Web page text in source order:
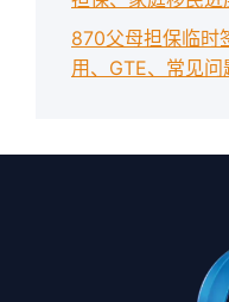
870父母担保临时
用、GTE、常见问